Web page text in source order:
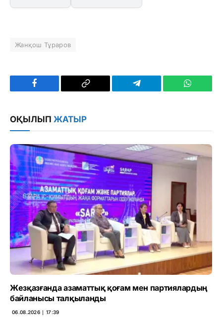
Жанқош Тұраров
Facebook
Copy
Telegram
ОҚЫЛЫП ЖАТЫР
Жезқазғанда азаматтық қоғам мен партиялардың
байланысы талқыланды
06.08.2026 ∣ 17:39